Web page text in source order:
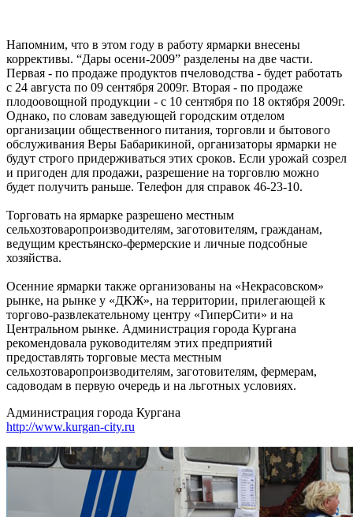
Напомним, что в этом году в работу ярмарки внесены
коррективы. “Дары осени-2009” разделены на две части.
Первая - по продаже продуктов пчеловодства - будет работать
с 24 августа по 09 сентября 2009г. Вторая - по продаже
плодоовощной продукции - с 10 сентября по 18 октября 2009г.
Однако, по словам заведующей городским отделом
организации общественного питания, торговли и бытового
обслуживания Веры Бабарикиной, организаторы ярмарки не
будут строго придерживаться этих сроков. Если урожай созрел
и пригоден для продажи, разрешение на торговлю можно
будет получить раньше. Телефон для справок 46-23-10.
Торговать на ярмарке разрешено местным
сельхозтоваропроизводителям, заготовителям, гражданам,
ведущим крестьянско-фермерские и личные подсобные
хозяйства.
Осенние ярмарки также организованы на «Некрасовском»
рынке, на рынке у «ДКЖ», на территории, прилегающей к
торгово-развлекательному центру «ГиперСити» и на
Центральном рынке. Администрация города Кургана
рекомендовала руководителям этих предприятий
предоставлять торговые места местным
сельхозтоваропроизводителям, заготовителям, фермерам,
садоводам в первую очередь и на льготных условиях.
Администрация города Кургана
http://www.kurgan-city.ru